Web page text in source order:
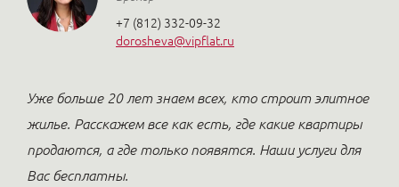
+7 (812) 332-09-32
dorosheva@vipflat.ru
Уже больше 20 лет знаем всех, кто строит элитное
жилье. Расскажем все как есть, где какие квартиры
продаются, а где только появятся. Наши услуги для
Вас бесплатны.